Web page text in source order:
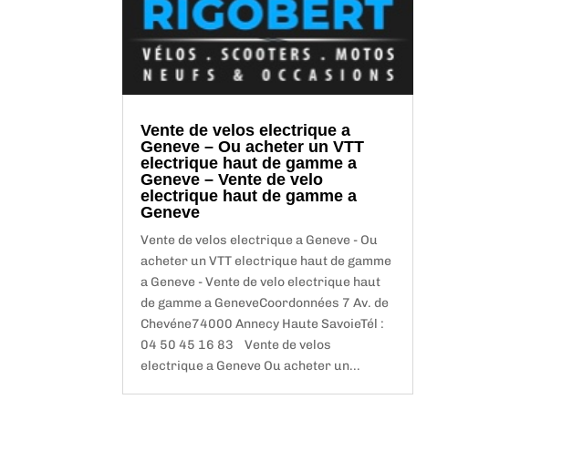
Vente de velos electrique a
Geneve – Ou acheter un VTT
electrique haut de gamme a
Geneve – Vente de velo
electrique haut de gamme a
Geneve
Vente de velos electrique a Geneve - Ou
acheter un VTT electrique haut de gamme
a Geneve - Vente de velo electrique haut
de gamme a GeneveCoordonnées 7 Av. de
Chevéne74000 Annecy Haute SavoieTél :
04 50 45 16 83 Vente de velos
electrique a Geneve Ou acheter un...